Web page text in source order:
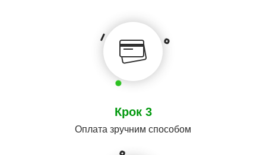
Крок 3
Оплата зручним способом